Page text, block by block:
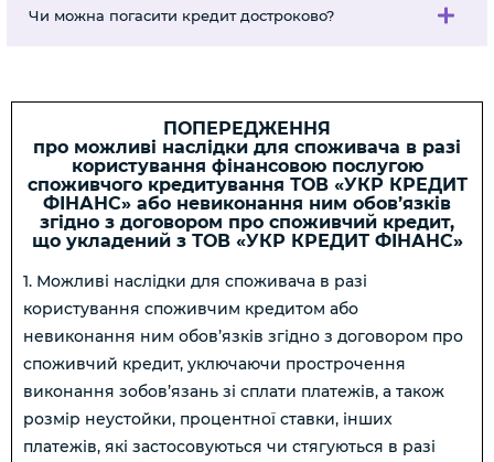
Чи можна погасити кредит достроково?
ПОПЕРЕДЖЕННЯ
про можливі наслідки для споживача в разі
користування фінансовою послугою
споживчого кредитування ТОВ «УКР КРЕДИТ
ФІНАНС» або невиконання ним обов’язків
згідно з договором про споживчий кредит,
що укладений з ТОВ «УКР КРЕДИТ ФІНАНС»
1. Можливі наслідки для споживача в разі
користування споживчим кредитом або
невиконання ним обов’язків згідно з договором про
споживчий кредит, уключаючи прострочення
виконання зобов’язань зі сплати платежів, а також
розмір неустойки, процентної ставки, інших
платежів, які застосовуються чи стягуються в разі